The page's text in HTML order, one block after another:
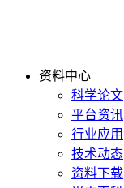
资料中心
科学论文
平台资讯
行业应用
技术动态
资料下载